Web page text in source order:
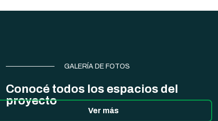
GALERÍA DE FOTOS
Conocé todos los espacios del
proyecto
Ver más